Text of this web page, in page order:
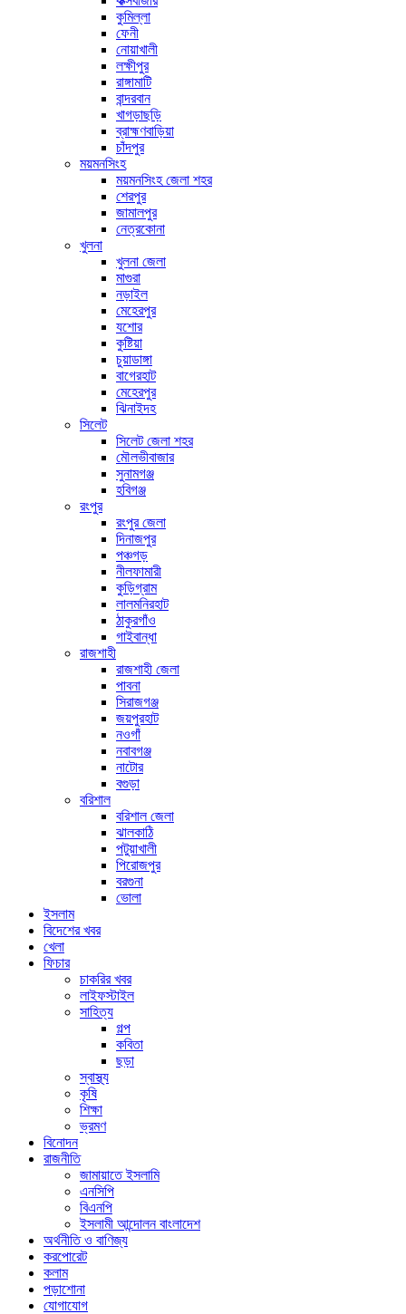
কুমিল্লা
ফেনী
নোয়াখালী
লক্ষীপুর
রাঙ্গামাটি
বান্দরবান
খাগড়াছড়ি
ব্রাহ্মণবাড়িয়া
চাঁদপুর
ময়মনসিংহ
ময়মনসিংহ জেলা শহর
শেরপুর
জামালপুর
নেত্রকোনা
খুলনা
খুলনা জেলা
মাগুরা
নড়াইল
মেহেরপুর
যশোর
কুষ্টিয়া
চুয়াডাঙ্গা
বাগেরহাট
মেহেরপুর
ঝিনাইদহ
সিলেট
সিলেট জেলা শহর
মৌলভীবাজার
সুনামগঞ্জ
হবিগঞ্জ
রংপুর
রংপুর জেলা
দিনাজপুর
পঞ্চগড়
নীলফামারী
কুড়িগ্রাম
লালমনিরহাট
ঠাকুরগাঁও
গাইবান্ধা
রাজশাহী
রাজশাহী জেলা
পাবনা
সিরাজগঞ্জ
জয়পুরহাট
নওগাঁ
নবাবগঞ্জ
নাটোর
বগুড়া
বরিশাল
বরিশাল জেলা
ঝালকাঠি
পটুয়াখালী
পিরোজপুর
বরগুনা
ভোলা
ইসলাম
বিদেশের খবর
খেলা
ফিচার
চাকরির খবর
লাইফস্টাইল
সাহিত্য
গল্প
কবিতা
ছড়া
স্বাস্থ্য
কৃষি
শিক্ষা
ভ্রমণ
বিনোদন
রাজনীতি
জামায়াতে ইসলামি
এনসিপি
বিএনপি
ইসলামী আন্দোলন বাংলাদেশ
অর্থনীতি ও বাণিজ্য
করপোরেট
কলাম
পড়াশোনা
যোগাযোগ